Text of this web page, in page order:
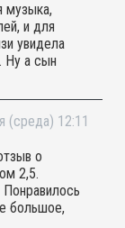
музыка,
и для
увидела
Ну а сын
адекватно,
было
боясь
на нашем
т.к.
(среда) 12:11
о
2,5.
большое,